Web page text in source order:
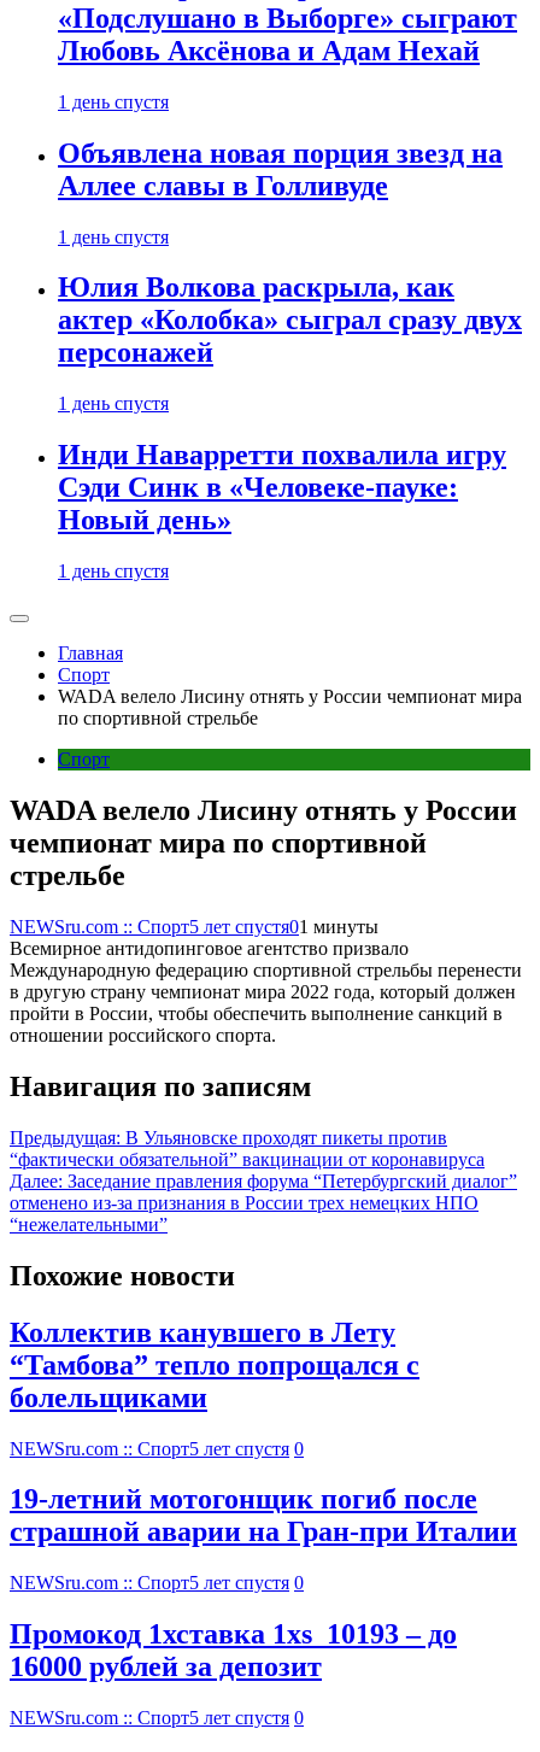
«Подслушано в Выборге» сыграют
Любовь Аксёнова и Адам Нехай
1 день спустя
Объявлена новая порция звезд на
Аллее славы в Голливуде
1 день спустя
Юлия Волкова раскрыла, как
актер «Колобка» сыграл сразу двух
персонажей
1 день спустя
Инди Наварретти похвалила игру
Сэди Синк в «Человеке-пауке:
Новый день»
1 день спустя
Главная
Спорт
WADA велело Лисину отнять у России чемпионат мира
по спортивной стрельбе
Спорт
WADA велело Лисину отнять у России
чемпионат мира по спортивной
стрельбе
NEWSru.com :: Спорт5 лет спустя01 минуты
Всемирное антидопинговое агентство призвало
Международную федерацию спортивной стрельбы перенести
в другую страну чемпионат мира 2022 года, который должен
пройти в России, чтобы обеспечить выполнение санкций в
отношении российского спорта.
Навигация по записям
Предыдущая: В Ульяновске проходят пикеты против
“фактически обязательной” вакцинации от коронавируса
Далее: Заседание правления форума “Петербургский диалог”
отменено из-за признания в России трех немецких НПО
“нежелательными”
Похожие новости
Коллектив канувшего в Лету
“Тамбова” тепло попрощался с
болельщиками
NEWSru.com :: Спорт5 лет спустя 0
19-летний мотогонщик погиб после
страшной аварии на Гран-при Италии
NEWSru.com :: Спорт5 лет спустя 0
Промокод 1хставка 1xs_10193 – до
16000 рублей за депозит
NEWSru.com :: Спорт5 лет спустя 0